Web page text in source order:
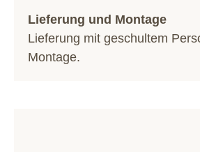
Lieferung und Montage
Lieferung mit geschultem
Montage.